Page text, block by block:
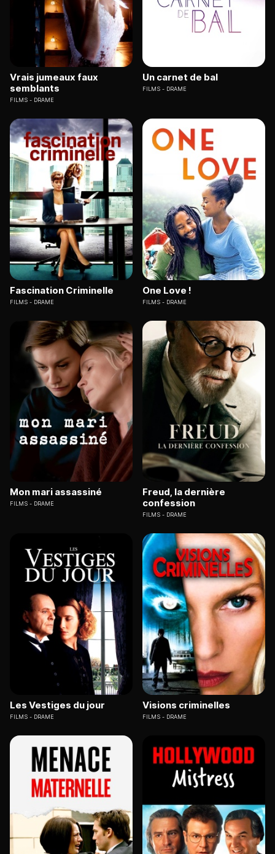
Vrais jumeaux faux
semblants
FILMS DRAME
Un carnet de bal
FILMS DRAME
Fascination Criminelle
FILMS DRAME
One Love !
FILMS DRAME
Mon mari assassiné
FILMS DRAME
Freud, la dernière
confession
FILMS DRAME
Les Vestiges du jour
FILMS DRAME
Visions criminelles
FILMS DRAME